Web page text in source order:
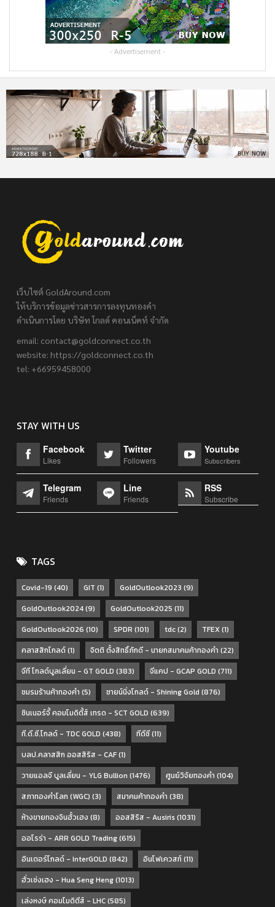
- Advertisement -
เว็บไซต์ GoldAround.com
ให้บริการข้อมูลข่าวสารการลงทุนทองคำ
ดำเนินการโดย บริษัท โกลด์ คอนเน็คท์ จำกัด
email: contact@goldconnect.co.th
website: https://goldconnect.co.th
tel: +66959458000
STAY WITH US
Facebook
Likes
Twitter
Followers
Youtube
Subscribers
Telegram
Friends
Line
Friends
RSS
Subscribe
TAGS
Covid-19 (40) GIT (1) GoldOutlook2023 (9)
GoldOutlook2024(9) GoldOutlook2025 (11)
GoldOutlook2026 (10) SPDR (101) tdc(2) TFEX(1)
คลาสสิกโกลด์(1) จิตติ ตั้งสิทธิ์ภักดี - นายกสมาคมค้าทองคำ (22)
จีที โกลด์บูลเลี่ยน - GT GOLD (383) จีแคป - GCAP GOLD (711)
ชมรมร้านค้าทองคำ (5) ชายน์นิ่งโกลด์ - Shining Gold (876)
ซินเนอร์จี้ คอมโมดิตี้ส์ เทรด - SCT GOLD (639)
ที.ดี.ซี.โกลด์ - TDC GOLD (438) ทีดีซี(11)
บลป.คลาสสิก ออสสิริส - CAF(1)
วายแอลจี บูลเลี่ยน - YLG Bullion (1476) ศูนย์วิจัยทองคำ (104)
สภาทองคำโลก (WGC) (3) สมาคมค้าทองคำ (38)
ห้างขายทองจินฮั้วเฮง (8) ออสสิริส - Ausiris(1031)
ออโรร่า - ARR GOLD Trading(615)
อินเตอร์โกลด์ - InterGOLD (842) อินโฟเควสท์(11)
ฮั่วเซ่งเฮง - Hua Seng Heng(1013)
เล่งหงษ์ คอมโมดิตีส์ - LHC(585)